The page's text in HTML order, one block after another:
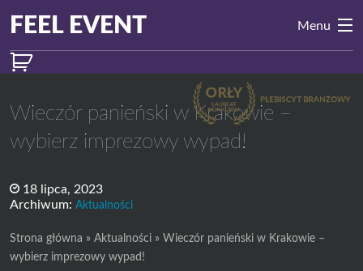
Main
Navigation
FEEL EVENT Menu
Wieczór panieński w Krakowie –
wybierz imprezowy wypad!
18 lipca, 2023
Archiwum: Aktualności
Strona główna » Aktualności » Wieczór panieński w Krakowie –
wybierz imprezowy wypad!